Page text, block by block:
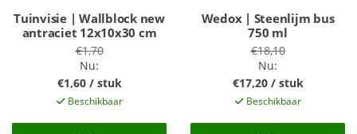
Tuinvisie | Wallblock new
antraciet 12x10x30 cm
€1,70
Nu:
€1,60 / stuk
Beschikbaar
Wedox | Steenlijm bus
750 ml
€18,10
Nu:
€17,20 / stuk
Beschikbaar